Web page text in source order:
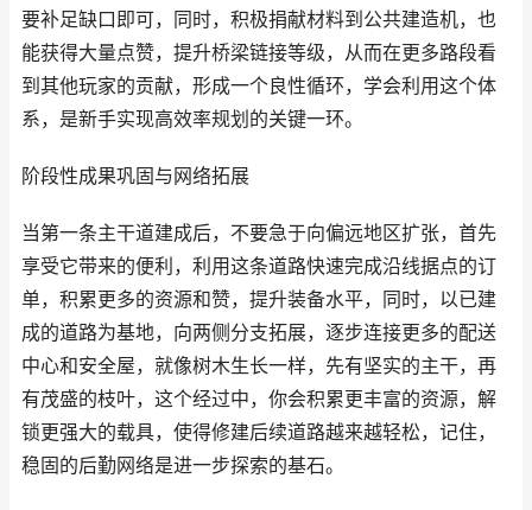
要补足缺口即可，同时，积极捐献材料到公共建造机，也
能获得大量点赞，提升桥梁链接等级，从而在更多路段看
到其他玩家的贡献，形成一个良性循环，学会利用这个体
系，是新手实现高效率规划的关键一环。
阶段性成果巩固与网络拓展
当第一条主干道建成后，不要急于向偏远地区扩张，首先
享受它带来的便利，利用这条道路快速完成沿线据点的订
单，积累更多的资源和赞，提升装备水平，同时，以已建
成的道路为基地，向两侧分支拓展，逐步连接更多的配送
中心和安全屋，就像树木生长一样，先有坚实的主干，再
有茂盛的枝叶，这个经过中，你会积累更丰富的资源，解
锁更强大的载具，使得修建后续道路越来越轻松，记住，
稳固的后勤网络是进一步探索的基石。